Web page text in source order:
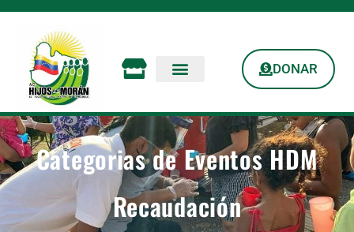
DONAR
Categorias de Eventos HDM
Recaudación